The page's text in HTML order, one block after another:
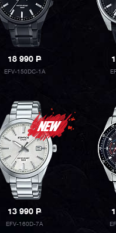
18 990P
EFV-150DC-1A
13 990P
EFV-160D-7A